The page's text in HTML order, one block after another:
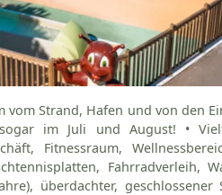
vom Strand, Hafen und von den
im Juli und August! •
Fitnessraum,
Fahrradverleih,
überdachter, geschlossener